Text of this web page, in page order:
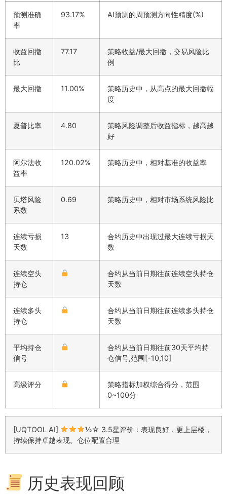
预测准确
率
93.17% AI预测的周预测方向性精度(%)
收益回撤
比
77.17
策略收益/最大回撤，交易风险比
例
最大回撤 11.00%
策略历史中，从高点的最大回撤幅
度
夏普比率 4.80
策略风险调整后收益指标，越高越
好
阿尔法收
益率
120.02% 策略历史中，相对基准的收益率
贝塔风险
系数
0.69 策略历史中，相对市场系统风险比
连续亏损
天数
13
合约历史中出现过最大连续亏损天
数
连续空头
持仓
合约从当前日期往前连续空头持仓
天数
连续多头
持仓
合约从当前日期往前连续多头持仓
天数
平均持仓
信号
合约从当前日期往前30天平均持
仓信号,范围[-10,10]
高级评分
策略指标加权综合得分，范围
0~100分
[UQTOOL AI]
½☆ 3.5星评价：表现良好，更上层楼，
持续保持卓越表现。仓位配置合理
历史表现回顾